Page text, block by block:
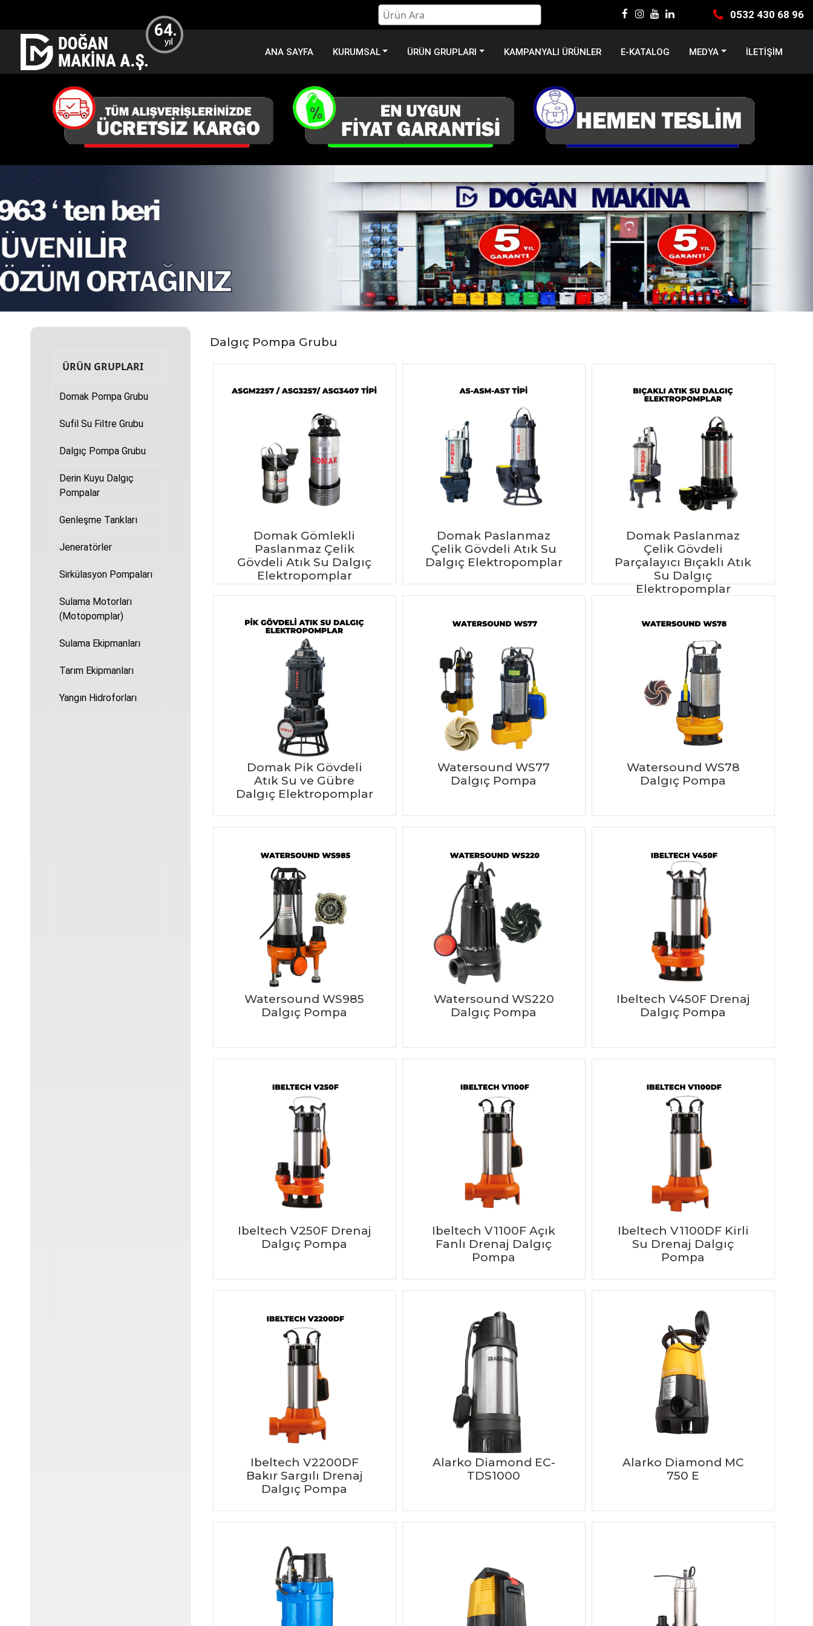
0532 430 68 96
64.
ANA SAYFA KURUMSAL ÜRÜN GRUPLARI KAMPANYALI ÜRÜNLER E-KATALOG MEDYA İLETİŞİM
ÜRÜN GRUPLARI
Domak Pompa Grubu
Sufil Su Filtre Grubu
Dalgıç Pompa Grubu
Derin Kuyu Dalgıç
Pompalar
Genleşme Tankları
Jeneratörler
Sirkülasyon Pompaları
Sulama Motorları
(Motopomplar)
Sulama Ekipmanları
Tarım Ekipmanları
Yangın Hidroforları
Dalgıç Pompa Grubu
Domak Gömlekli
Paslanmaz Çelik
Gövdeli Atık Su Dalgıç
Elektropomplar
Domak Paslanmaz
Çelik Gövdeli Atık Su
Dalgıç Elektropomplar
Domak Paslanmaz
Çelik Gövdeli
Parçalayıcı Bıçaklı Atık
Su Dalgıç
Elektropomplar
Domak Pik Gövdeli
Atık Su ve Gübre
Dalgıç Elektropomplar
Watersound WS77
Dalgıç Pompa
Watersound WS78
Dalgıç Pompa
Watersound WS985
Dalgıç Pompa
Watersound WS220
Dalgıç Pompa
Ibeltech V450F Drenaj
Dalgıç Pompa
Ibeltech V250F Drenaj
Dalgıç Pompa
Ibeltech V1100F Açık
Fanlı Drenaj Dalgıç
Pompa
Ibeltech V1100DF Kirli
Su Drenaj Dalgıç
Pompa
Ibeltech V2200DF
Bakır Sargılı Drenaj
Dalgıç Pompa
Alarko Diamond EC-
TDS1000
Alarko Diamond MC
750 E